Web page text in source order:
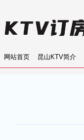
网站首页 昆山KTV简介